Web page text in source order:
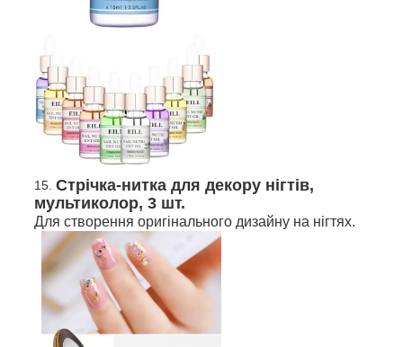
Стрічка-нитка для декору нігтів,
мультиколор, 3 шт.
Для створення оригінального дизайну на нігтях.